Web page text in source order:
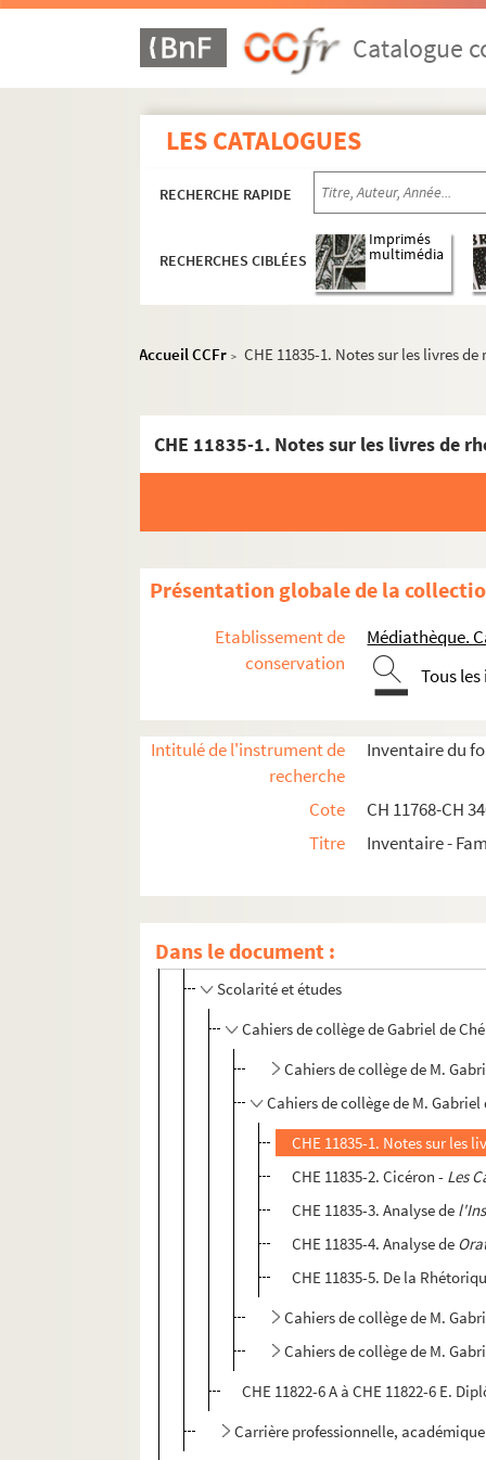
Catalogue
LES CATALOGUES
RECHERCHE RAPIDE
RECHERCHES CIBLÉES
Imprimés
multimédia
Accueil CCFr > CHE 11835-1. Notes sur les livres
CHE 11835-1. Notes sur les livres de
Présentation globale de la
Etablissement de
conservation
Médiathèque.
Tous
Intitulé de l'instrument de
recherche
Inventaire du
Cote
CH 11768-CH
Titre
Inventaire -
Dans le document :
Documents administratifs, juridiques,
Formation et carrière professionnelle
Constantin-Xavier Chénier
Gabriel de Chénier
Scolarité et études
Cahiers de collège de Gabriel de
Cahiers de collège de M.
Cahiers de collège de M.
CHE 11835-1. Notes sur les
CHE 11835-2. Cicéron - Les
CHE 11835-3. Analyse de
CHE 11835-4. Analyse de
CHE 11835-5. De la
Cahiers de collège de M.
Cahiers de collège de M.
CHE 11822-6 A à CHE 11822-6 E.
Carrière professionnelle,